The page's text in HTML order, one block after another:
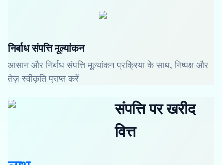
निर्बाध संपत्ति मूल्यांकन
आसान और निर्बाध संपत्ति मूल्यांकन प्रक्रिया के साथ, निष्पक्ष और
तेज़ स्वीकृति प्राप्त करें
संपत्ति पर खरीद
वित्त